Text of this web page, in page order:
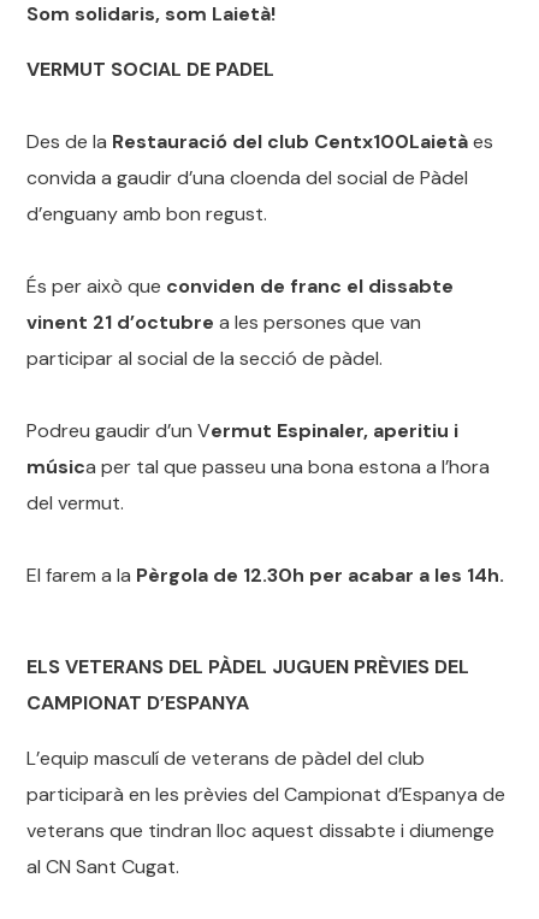
Som solidaris, som Laietà!
VERMUT SOCIAL DE PADEL
Des de la Restauració del club Centx100Laietàes
convida a gaudir d’una cloenda del social de Pàdel
d’enguany amb bon regust.
És per això que conviden de franc el dissabte
vinent 21 d’octubre a les persones que van
participar al social de la secció de pàdel.
Podreu gaudir d’un Vermut Espinaler, aperitiu i
música per tal que passeu una bona estona a l’hora
del vermut.
El farem a la Pèrgola de 12.30h per acabar a les 14h.
ELS VETERANS DEL PÀDEL JUGUEN PRÈVIES DEL
CAMPIONAT D’ESPANYA
L’equip masculí de veterans de pàdel del club
participarà en les prèvies del Campionat d’Espanya de
veterans que tindran lloc aquest dissabte i diumenge
al CN Sant Cugat.